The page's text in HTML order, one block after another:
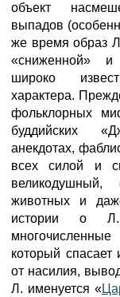
объект
выпадов
же время образ
«сниженной»
широко
характера.
фольклорных
буддийских
анекдотах,
всех силой и
великодушный,
животных и
истории о
который спасает
от насилия,
Л. именуется «